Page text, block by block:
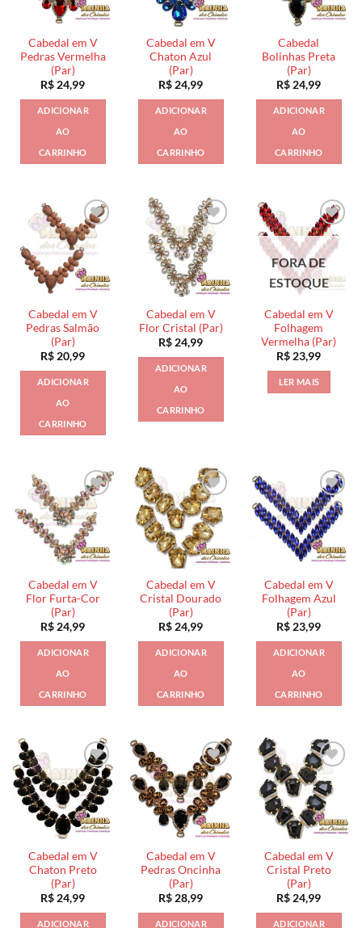
Cabedal em V
Pedras Vermelha
(Par)
R$24,99
ADICIONAR
AO
CARRINHO
Cabedal em V
Chaton Azul
(Par)
R$24,99
ADICIONAR
AO
CARRINHO
Cabedal
Bolinhas Preta
(Par)
R$24,99
ADICIONAR
AO
CARRINHO
Cabedal em V
Pedras Salmão
(Par)
R$ 20,99
ADICIONAR
AO
CARRINHO
Cabedal em V
Flor Cristal (Par)
R$ 24,99
ADICIONAR
AO
CARRINHO
FORA DE
ESTOQUE
Cabedal em V
Folhagem
Vermelha (Par)
R$ 23,99
LER MAIS
Cabedal em V
Flor Furta-Cor
(Par)
R$24,99
ADICIONAR
AO
CARRINHO
Cabedal em V
Cristal Dourado
(Par)
R$24,99
ADICIONAR
AO
CARRINHO
Cabedal em V
Folhagem Azul
(Par)
R$23,99
ADICIONAR
AO
CARRINHO
Cabedal em V
Chaton Preto
(Par)
R$ 24,99
ADICIONAR
Cabedal em V
Pedras Oncinha
(Par)
R$ 28,99
ADICIONAR
Cabedal em V
Cristal Preto
(Par)
R$ 24,99
ADICIONAR